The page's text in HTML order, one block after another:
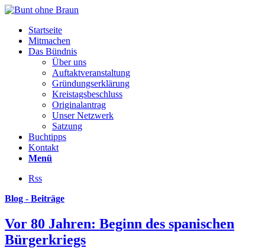
Startseite
Mitmachen
Das Bündnis
Über uns
Auftaktveranstaltung
Gründungserklärung
Kreistagsbeschluss
Originalantrag
Unser Netzwerk
Satzung
Buchtipps
Kontakt
Menü
Rss
Blog - Beiträge
Vor 80 Jahren: Beginn des spanischen
Bürgerkriegs